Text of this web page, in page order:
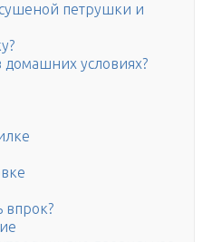
петрушки и
домашних условиях?
впрок?